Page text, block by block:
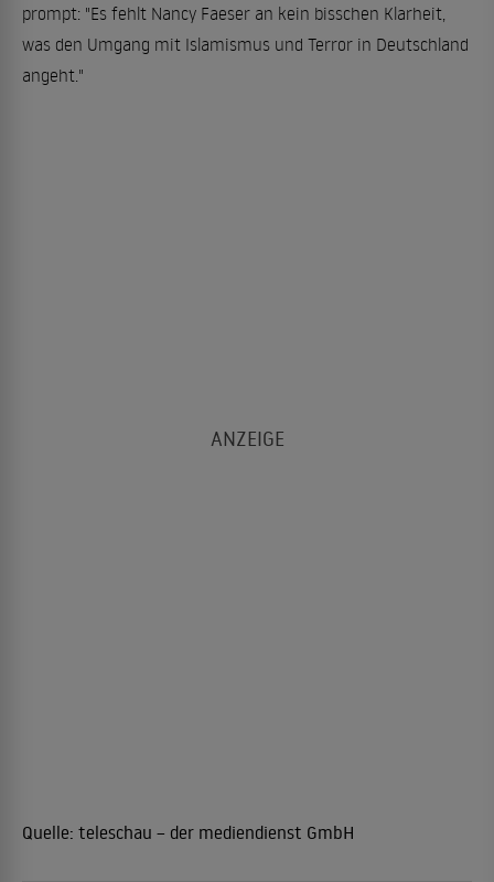
prompt: "Es fehlt Nancy Faeser an kein bisschen Klarheit,
was den Umgang mit Islamismus und Terror in Deutschland
angeht."
Quelle: teleschau – der mediendienst GmbH